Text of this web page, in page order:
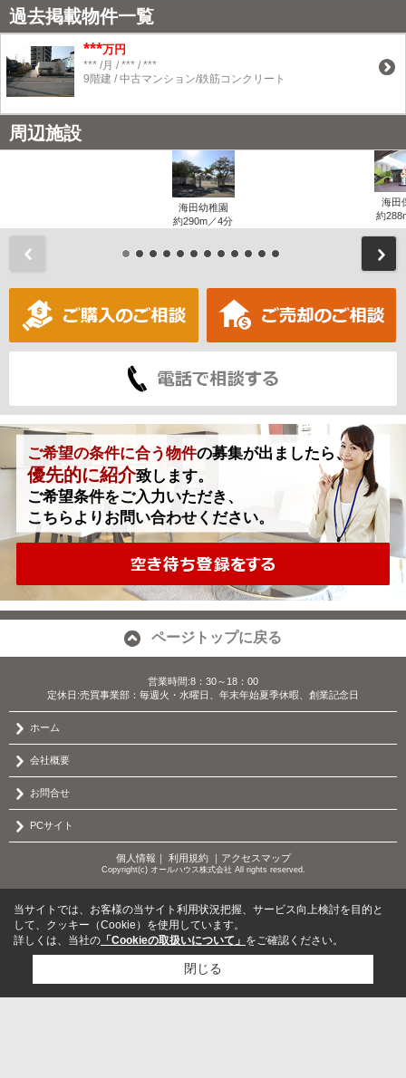
過去掲載物件一覧
***万円
*** /月 / *** / ***
9階建 / 中古マンション/鉄筋コンクリート
周辺施設
海田幼稚園
約290m／4分
海田
約
ご希望の条件に合う物件の募集が出ましたら、
優先的に紹介致します。
ご希望条件をご入力いただき、
こちらよりお問い合わせください。
ページトップに戻る
営業時間:8：30～18：00
定休日:売買事業部：毎週火・水曜日、年末年始夏季休暇、創業記念日
ホーム
会社概要
お問合せ
PCサイト
個人情報 ｜ 利用規約｜ アクセスマップ
Copyright(c) オールハウス株式会社 All rights reserved.
当サイトでは、お客様の当サイト利用状況把握、サービス向上検討を目的と
して、クッキー（Cookie）を使用しています。
詳しくは、当社の 「Cookieの取扱いについて」 をご確認ください。
閉じる